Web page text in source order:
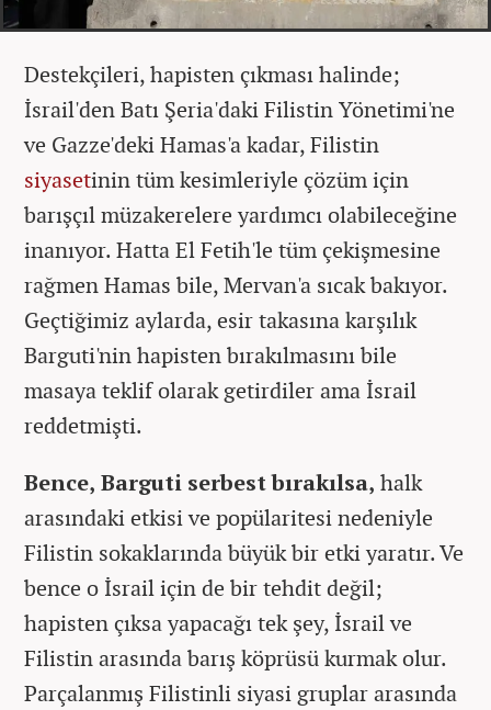
Destekçileri, hapisten çıkması halinde;
İsrail'den Batı Şeria'daki Filistin Yönetimi'ne
ve Gazze'deki Hamas'a kadar, Filistin
siyasetinin tüm kesimleriyle çözüm için
barışçıl müzakerelere yardımcı olabileceğine
inanıyor. Hatta El Fetih'le tüm çekişmesine
rağmen Hamas bile, Mervan'a sıcak bakıyor.
Geçtiğimiz aylarda, esir takasına karşılık
Barguti'nin hapisten bırakılmasını bile
masaya teklif olarak getirdiler ama İsrail
reddetmişti.
Bence, Barguti serbest bırakılsa, halk
arasındaki etkisi ve popülaritesi nedeniyle
Filistin sokaklarında büyük bir etki yaratır. Ve
bence o İsrail için de bir tehdit değil;
hapisten çıksa yapacağı tek şey, İsrail ve
Filistin arasında barış köprüsü kurmak olur.
Parçalanmış Filistinli siyasi gruplar arasında